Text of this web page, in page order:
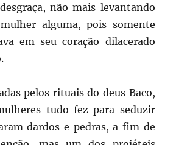
não mais levantando
alguma, pois somente
em seu coração dilacerado
pelos rituais do deus Baco,
tudo fez para seduzir
dardos e pedras, a fim de